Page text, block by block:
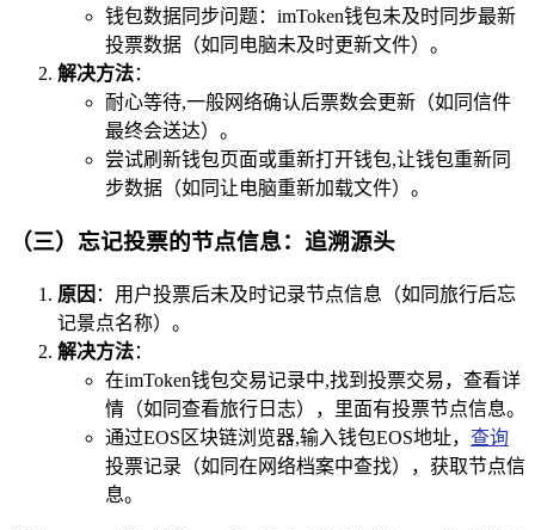
钱包数据同步问题：imToken钱包未及时同步最新
投票数据（如同电脑未及时更新文件）。
解决方法：
耐心等待,一般网络确认后票数会更新（如同信件
最终会送达）。
尝试刷新钱包页面或重新打开钱包,让钱包重新同
步数据（如同让电脑重新加载文件）。
（三）忘记投票的节点信息：追溯源头
原因 ：用户投票后未及时记录节点信息（如同旅行后忘
记景点名称）。
解决方法：
在imToken钱包交易记录中,找到投票交易，查看详
情（如同查看旅行日志），里面有投票节点信息。
通过EOS区块链浏览器,输入钱包EOS地址， 查询
投票记录（如同在网络档案中查找），获取节点信
息。